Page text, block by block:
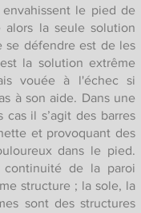
le pied de
alors la seule solution
se défendre est de les
la solution extrême
vouée à l'échec si
à son aide. Dans une
cas il s’agit des barres
et provoquant des
dans le pied.
continuité de la paroi
structure ; la sole, la
sont des structures